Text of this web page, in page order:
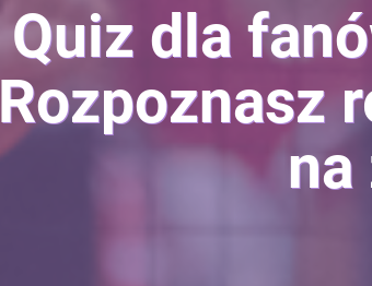
Quiz dla
Rozpoznasz
na